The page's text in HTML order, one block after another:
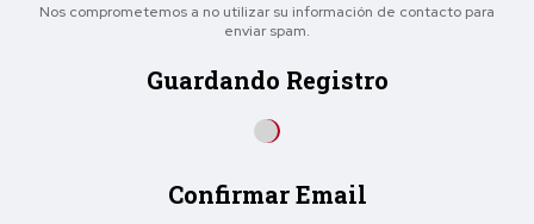
Nos comprometemos a no utilizar su información de contacto para
enviar spam.
Guardando Registro
Confirmar Email